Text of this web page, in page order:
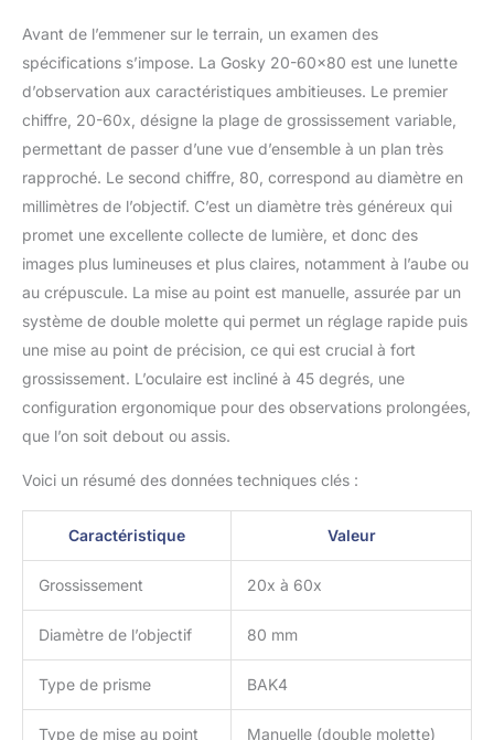
photo Nikon inclus vous
permettent de prendre
des photos et des vidéos
par smartphone ou
appareil photo. Un
trépied vous offre une
observation plus stable
étui de transport, des
protections oculaires et
des lentilles, un chiffon
de nettoyage vous rend
transporter et à
entretenir
Avant de l’emmener sur le terrain, un examen des
spécifications s’impose. La Gosky 20-60×80 est une lunette
d’observation aux caractéristiques ambitieuses. Le premier
chiffre, 20-60x, désigne la plage de grossissement variable,
permettant de passer d’une vue d’ensemble à un plan très
rapproché. Le second chiffre, 80, correspond au diamètre en
millimètres de l’objectif. C’est un diamètre très généreux qui
promet une excellente collecte de lumière, et donc des
images plus lumineuses et plus claires, notamment à l’aube ou
au crépuscule. La mise au point est manuelle, assurée par un
système de double molette qui permet un réglage rapide puis
une mise au point de précision, ce qui est crucial à fort
grossissement. L’oculaire est incliné à 45 degrés, une
configuration ergonomique pour des observations prolongées,
que l’on soit debout ou assis.
Voici un résumé des données techniques clés :
Caractéristique Valeur
Grossissement 20x à 60x
Diamètre de l’objectif 80 mm
Type de prisme BAK4
Type de mise au point Manuelle (double molette)